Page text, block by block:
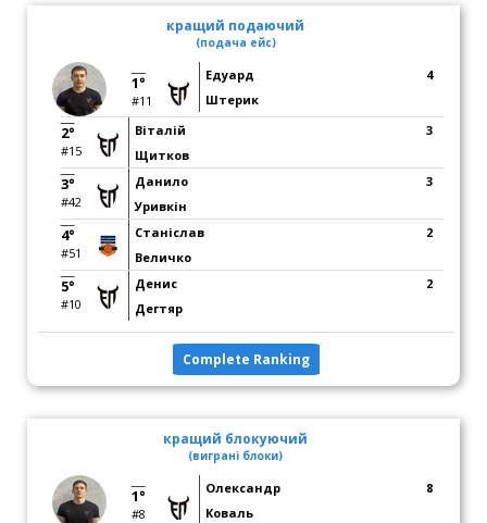
кращий подаючий
(подача ейс)
1°
#11
Едуард
Штерик
4
2°
#15
Віталій
Щитков
3
3°
#42
Данило
Уривкін
3
4°
#51
Станіслав
Величко
2
5°
#10
Денис
Дегтяр
2
Complete Ranking
кращий блокуючий
(виграні блоки)
1°
#8
Олександр
Коваль
8